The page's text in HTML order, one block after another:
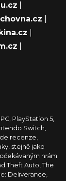
PlayStation 5,
Switch,
recenze,
stejně jako
hrám
Theft Auto, The
Deliverance,